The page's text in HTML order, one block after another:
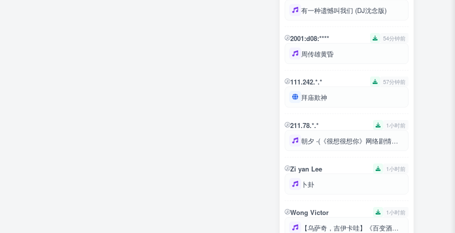
有一种遗憾叫我们 (DJ沈念版)
2001:d08:**** 54分钟前
周传雄黄昏
111.242.*.* 57分钟前
拜庙欺神
211.78.*.* 1小时前
朝夕 -(《很想很想你》网络剧情定曲) -檀健次2
Zi yan Lee 1小时前
卜卦
Wong Victor 1小时前
【乌萨奇，吉伊卡哇】《百变酒精》chiikawa